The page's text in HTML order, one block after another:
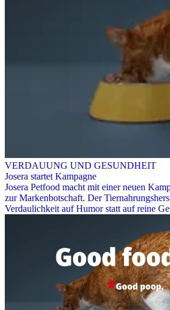
VERDAUUNG UND GESUNDHEIT
Josera startet Kampagne
Josera Petfood macht mit einer neuen
zur Markenbotschaft. Der
Verdaulichkeit auf Humor statt auf reine